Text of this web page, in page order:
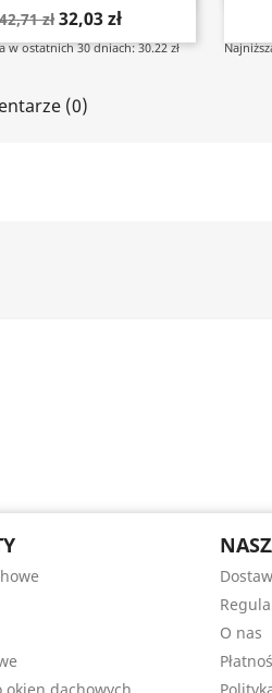
zł 32,03 zł
w ostatnich 30 dniach: 30.22 zł
(0)
O nas